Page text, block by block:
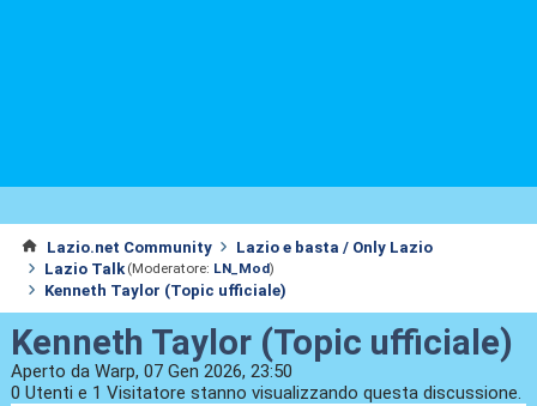
Lazio.net Community
Lazio e basta / Only Lazio
Lazio Talk (Moderatore: LN_Mod)
Kenneth Taylor (Topic ufficiale)
Kenneth Taylor (Topic ufficiale)
Aperto da Warp, 07 Gen 2026, 23:50
0 Utenti e 1 Visitatore stanno visualizzando questa discussione.